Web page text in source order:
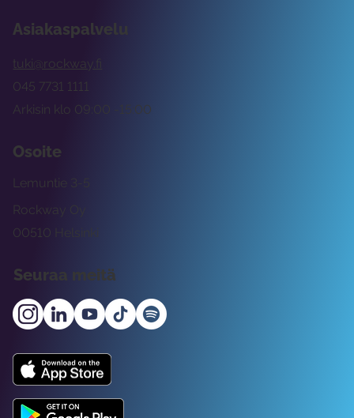
Asiakaspalvelu
tuki@rockway.fi
Arkisin klo 09:00 -15:00
045 7731 1111
Osoite
Rockway Oy
Lemuntie 3-5
00510 Helsinki
Seuraa meitä